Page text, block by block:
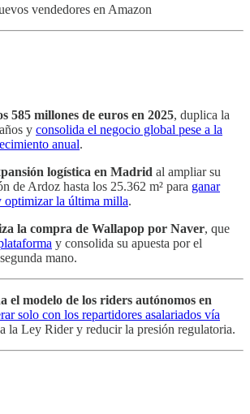
vendedores en Amazon
585 millones de euros en 2025, duplica la
y consolida el negocio global pese a la
anual.
logística en Madrid al ampliar su
de Ardoz hasta los 25.362 m² para ganar
optimizar la última milla.
la compra de Wallapop por Naver, que
y consolida su apuesta por el
mano.
el modelo de los riders autónomos en
solo con los repartidores asalariados vía
la Ley Rider y reducir la presión regulatoria.